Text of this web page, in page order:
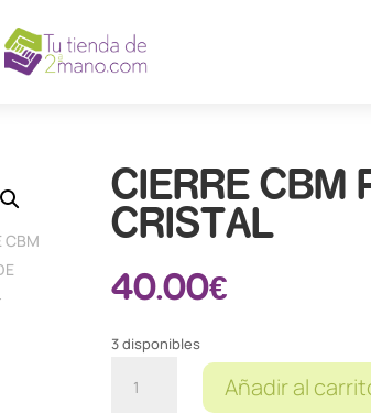
CIERRE CBM
CRISTAL
40.00€
3 disponibles
CBM
Añadir al